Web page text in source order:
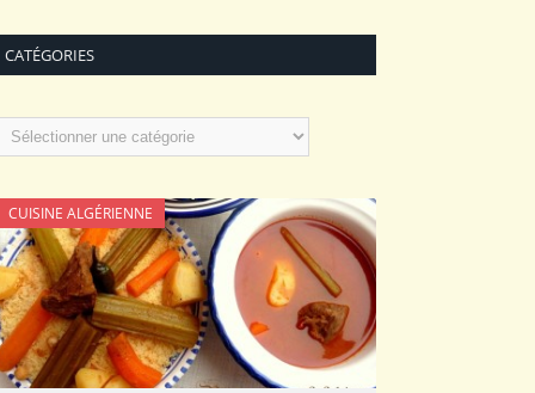
CATÉGORIES
CUISINE ALGÉRIENNE